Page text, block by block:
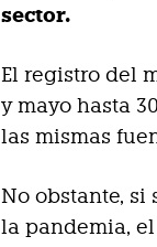
sector.
El registro del
y mayo hasta
las mismas
No obstante, si
la pandemia, el